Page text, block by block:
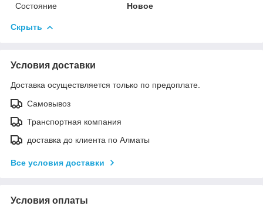
Состояние
Новое
Скрыть
Условия доставки
Доставка осуществляется только по предоплате.
Самовывоз
Транспортная компания
доставка до клиента по Алматы
Все условия доставки
Условия оплаты